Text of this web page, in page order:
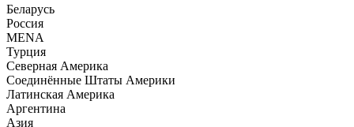
Беларусь
Россия
MENA
Турция
Северная Америка
Соединённые Штаты Америки
Латинская Америка
Аргентина
Азия